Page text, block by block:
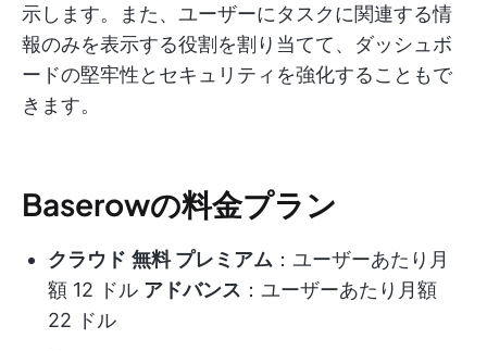
示します。また、ユーザーにタスクに関連する情
報のみを表示する役割を割り当てて、ダッシュボ
ードの堅牢性とセキュリティを強化することもで
きます。
Baserowの料金プラン
クラウド 無料プレミアム ：ユーザーあたり月
額 12 ドル アドバンス ：ユーザーあたり月額
22 ドル